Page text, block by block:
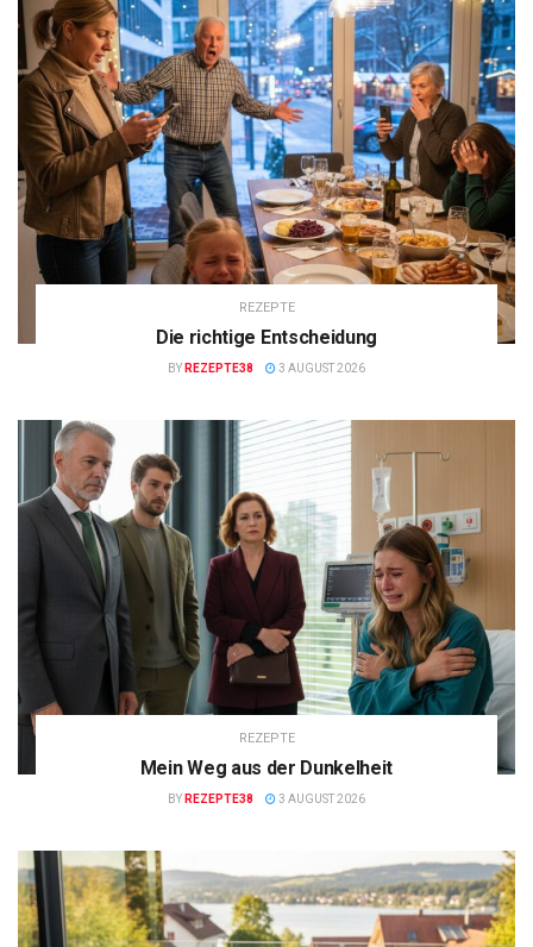
REZEPTE
Die richtige Entscheidung
BY REZEPTE38 3 AUGUST 2026
REZEPTE
Mein Weg aus der Dunkelheit
BY REZEPTE38 3 AUGUST 2026